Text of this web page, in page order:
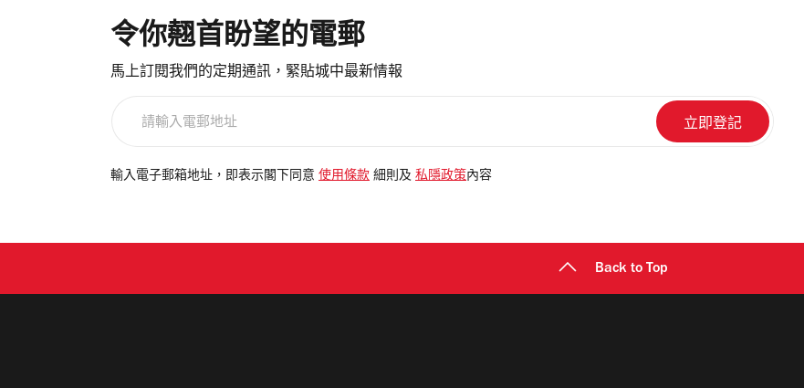
令你翹首盼望的電郵
馬上訂閱我們的定期通訊，緊貼城中最新情報
電
輸入電子郵箱地址，即表示閣下同意 使用條款 細則及 私隱政策 內容
Back to Top